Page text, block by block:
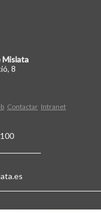
8
Contactar Intranet